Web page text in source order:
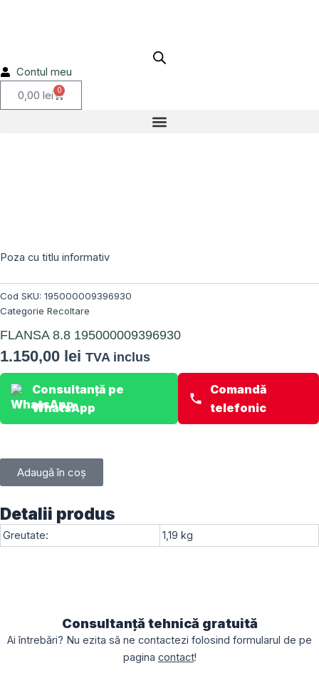
Contul meu
0,00 lei 0
Cart
Poza cu titlu informativ
Cod SKU: 195000009396930
Categorie Recoltare
FLANSA 8.8 195000009396930
1.150,00 lei TVA inclus
Consultanță pe
WhatsApp
Comandă
telefonic
Adaugă în coș
Detalii produs
Greutate: 1,19 kg
Consultanță tehnică gratuită
Ai întrebări? Nu ezita să ne contactezi folosind formularul de pe
pagina contact!